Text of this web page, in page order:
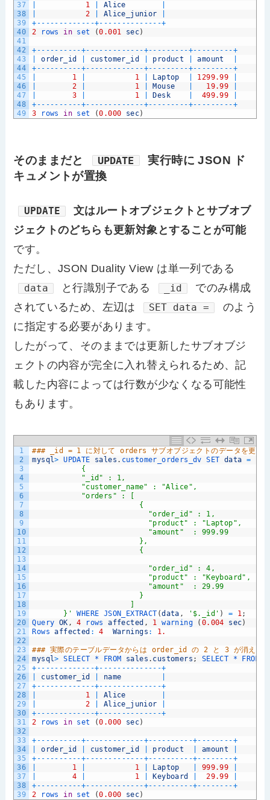
37
38
39
40
41
42
43
44
45
46
47
48
49
1 Alice
2 Alice_junior
+ -- -- -- -- -- -- -+-- -- -- -- -- -- --+
2
rows in set (0.001 sec)
+ -- -- -- -- --+-- -- -- -- -- -- -+-- -- -- -- -+-- -- -- -- -+
order_id customer_id product amount
+ -- -- -- -- --+-- -- -- -- -- -- -+-- -- -- -- -+-- -- -- -- -+
1 1 Laptop 1299.99
2 1 Mouse 19.99
3 1 Desk 499.99
+ -- -- -- -- --+-- -- -- -- -- -- -+-- -- -- -- -+-- -- -- -- -+
3
rows in set (0.000 sec)
そのままだと UPDATE
実行時に JSON ド
キュメントが置換
UPDATE
文はルートオブジェクトとサブオブ
ジェクトのどちらも更新対象とすることが可能
です。
ただし、JSON Duality View は単一列である
data と行識別子である _id
でのみ構成
されているため、左辺は
SET data =
のよう
に指定する必要があります。
したがって、そのままでは更新したサブオブジ
ェクトの内容が完全に入れ替えられるため、記
載した内容によっては行数が少なくなる可能性
もあります。
1
2
3
4
5
6
7
8
9
10
11
12
13
14
15
16
17
18
19
20
21
22
23
24
25
26
27
28
29
30
31
32
33
34
35
36
37
38
39
### _id = 1 に対して orders サブオブジェクトのデータを更新
mysql> UPDATE sales . customer_orders_dv SET data =
{
"_id" : 1,
"customer_name" : "Alice",
"orders" : [
{
"order_id" : 1,
"product" : "Laptop",
"amount"  : 999.99
},
{
"order_id" : 4,
"product" : "Keyboard",
"amount"  : 29.99
}
}'
WHERE JSON_EXTRACT (data , '$._id' ) = 1;
Query OK , 4 rows affected , 1 warning ( 0.004 sec)
Rows affected : 4 Warnings : 1.
### 実際のテーブルデータからは order_id の 2 と 3 が消えて、
mysql> SELECT * FROM sales . customers ; SELECT * FROM
+ -- -- -- -- -- -- -+-- -- -- -- -- -- --+
customer_id name
+ -- -- -- -- -- -- -+-- -- -- -- -- -- --+
1 Alice
2 Alice_junior
+ -- -- -- -- -- -- -+-- -- -- -- -- -- --+
2
rows in set (0.000 sec)
+ -- -- -- -- --+-- -- -- -- -- -- -+-- -- -- -- --+-- -- -- --+
order_id customer_id product amount
+ -- -- -- -- --+-- -- -- -- -- -- -+-- -- -- -- --+-- -- -- --+
1 1 Laptop 999.99
4 1 Keyboard 29.99
+ -- -- -- -- --+-- -- -- -- -- -- -+-- -- -- -- --+-- -- -- --+
2
rows in set (0.000 sec)